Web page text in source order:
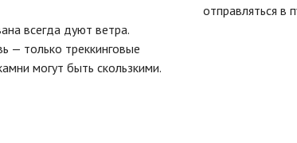
всегда дуют ветра.
— только треккинговые
могут быть скользкими.
отправляться в